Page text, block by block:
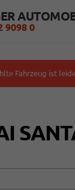
9098 0
Fahrzeug ist